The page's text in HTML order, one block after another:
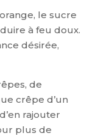
le sucre
à feu doux.
désirée,
de
crêpe d’un
rajouter
plus de